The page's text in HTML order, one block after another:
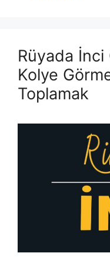
Rüyada
Kolye
Toplamak